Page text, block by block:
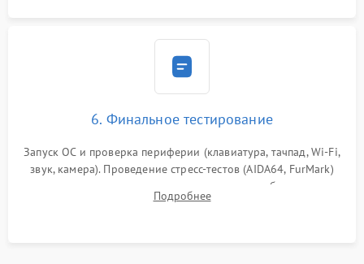
6. Финальное тестирование
Запуск ОС и проверка периферии (клавиатура, тачпад, Wi-Fi,
звук, камера). Проведение стресс-тестов (AIDA64, FurMark)
для контроля температурного режима и стабильности
системы под пиковой нагрузкой.
Подробнее